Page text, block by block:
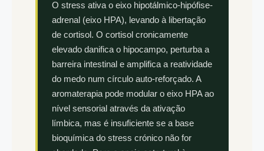
O stress ativa o eixo hipotálmico-hipófise-
adrenal (eixo HPA), levando à libertação
de cortisol. O cortisol cronicamente
elevado danifica o hipocampo, perturba a
barreira intestinal e amplifica a reatividade
do medo num círculo auto-reforçado. A
aromaterapia pode modular o eixo HPA ao
nível sensorial através da ativação
límbica, mas é insuficiente se a base
bioquímica do stress crónico não for